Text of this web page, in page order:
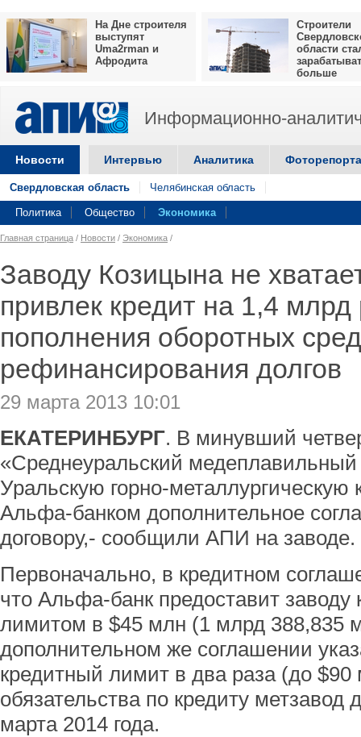
На Дне строителя
выступят
Uma2rman и
Афродита
Строители
области
больше
Информационно-
Новости Интервью Аналитика
Свердловская область Челябинская область
Политика Общество Экономика
Главная страница / Новости / Экономика /
Заводу Козицына не
привлек кредит на 1,4
пополнения оборотных
рефинансирования долгов
29 марта 2013 10:01
ЕКАТЕРИНБУРГ. В минувший
«Среднеуральский
Уральскую горно-
Альфа-банком дополнительное
договору,- сообщили АПИ на заводе.
Первоначально, в кредитном
что Альфа-банк предоставит
лимитом в $45 млн (1 млрд 388,835
дополнительном же соглашении
кредитный лимит в два раза (до
обязательства по кредиту
марта 2014 года.